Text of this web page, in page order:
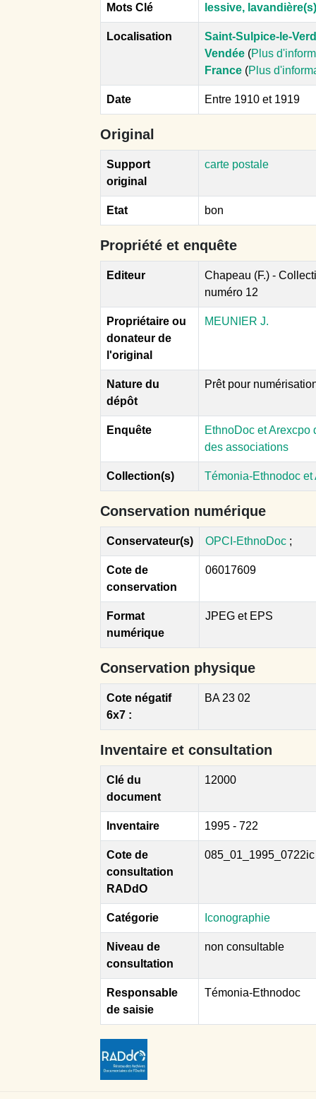
Mots Clé lessive, lavandière(s)
Localisation
Saint-Sulpice-le-
Vendée (Plus
France (Plus
Date Entre 1910 et 1919
Original
Support
original
carte postale
Etat bon
Propriété et enquête
Editeur
Chapeau (F.) -
numéro 12
Propriétaire ou
donateur de
l'original
MEUNIER J.
Nature du
dépôt
Prêt pour
Enquête
EthnoDoc et Arexcpo
des associations
Collection(s) Témonia-Ethnodoc
Conservation numérique
Conservateur(s) OPCI-EthnoDoc ;
Cote de
conservation
06017609
Format
numérique
JPEG et EPS
Conservation physique
Cote négatif
6x7 :
BA 23 02
Inventaire et consultation
Clé du
document
12000
Inventaire 1995 - 722
Cote de
consultation
RADdO
085_01_1995_0722ic
Catégorie Iconographie
Niveau de
consultation
non consultable
Responsable
de saisie
Témonia-Ethnodoc